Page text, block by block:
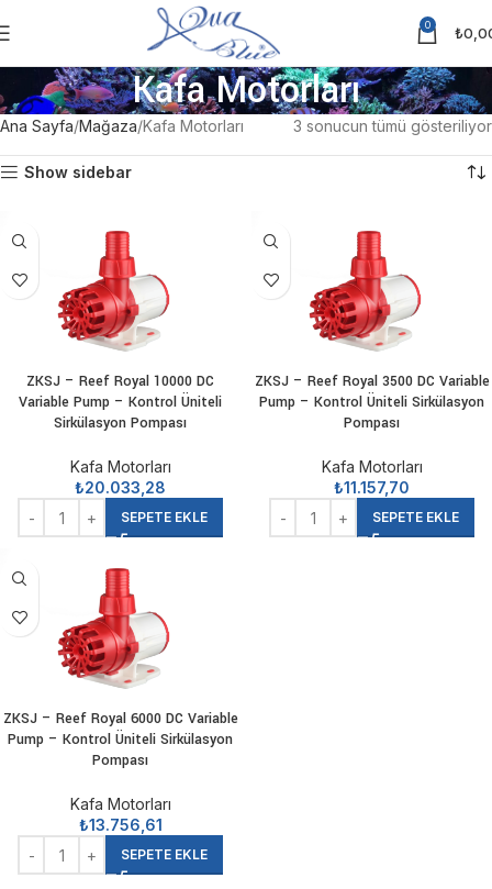
0 ₺
Kafa Motorları
Ana Sayfa Mağaza Kafa Motorları 3 sonucun tümü gösteriliyor
Show sidebar
ZKSJ – Reef Royal 10000 DC
Variable Pump – Kontrol Üniteli
Sirkülasyon Pompası
Kafa Motorları
₺20.033,28
SEPETE EKLE
ZKSJ – Reef Royal 3500 DC Variable
Pump – Kontrol Üniteli Sirkülasyon
Pompası
Kafa Motorları
₺11.157,70
SEPETE EKLE
ZKSJ – Reef Royal 6000 DC Variable
Pump – Kontrol Üniteli Sirkülasyon
Pompası
Kafa Motorları
₺13.756,61
SEPETE EKLE